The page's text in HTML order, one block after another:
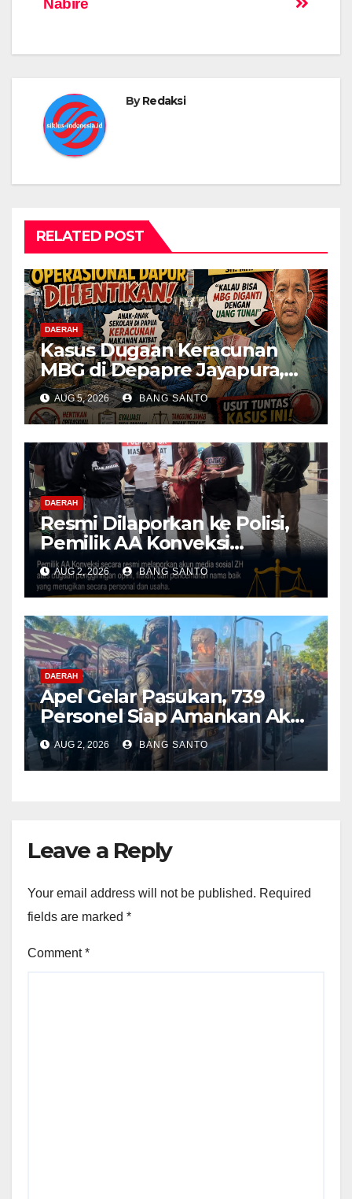
Nabire
ByRedaksi
RELATED POST
DAERAH
Kasus Dugaan Keracunan
MBG di Depapre Jayapura,
Aktivis Papua Minta
Operasional Dapur
Dihentikan & Evaluasi
Menyeluruh
AUG 5, 2026 BANG SANTO
DAERAH
Resmi Dilaporkan ke Polisi,
Pemilik AA Konveksi
Didampingi Tim Advokat
Lentera Netizen Indonesia (L-
NET-ID)
AUG 2, 2026 BANG SANTO
DAERAH
Apel Gelar Pasukan, 739
Personel Siap Amankan Aksi
Damai KNPB di Kantor MRP
Papua Tengah
AUG 2, 2026 BANG SANTO
Leave a Reply
Your email address will not be published. Required
fields are marked *
Comment*